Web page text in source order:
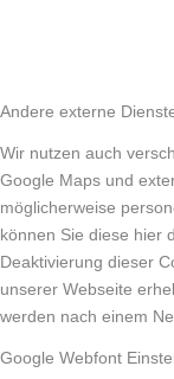
Andere externe
Wir nutzen auch
Google Maps und
möglicherweise
können Sie diese hier
Deaktivierung dieser
unserer Webseite
werden nach einem
Google Webfont